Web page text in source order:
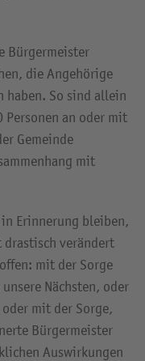
Bürgermeister
die Angehörige
haben. So sind allein
an oder mit
Gemeinde
mit
Erinnerung bleiben,
drastisch verändert
mit der Sorge
Nächsten, oder
mit der Sorge,
Bürgermeister
Auswirkungen